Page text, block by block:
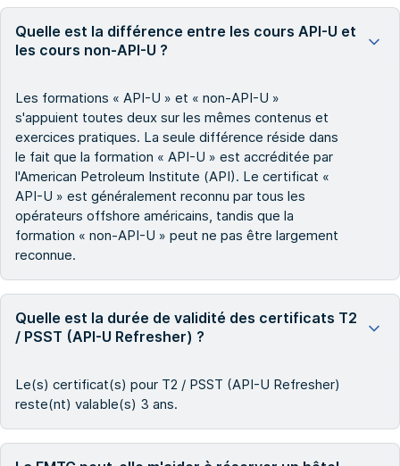
Quelle est la différence entre les cours API-U et
les cours non-API-U ?
Les formations « API-U » et « non-API-U »
s'appuient toutes deux sur les mêmes contenus et
exercices pratiques. La seule différence réside dans
le fait que la formation « API-U » est accréditée par
l'American Petroleum Institute (API). Le certificat «
API-U » est généralement reconnu par tous les
opérateurs offshore américains, tandis que la
formation « non-API-U » peut ne pas être largement
reconnue.
Quelle est la durée de validité des certificats T2
/ PSST (API-U Refresher) ?
Le(s) certificat(s) pour T2 / PSST (API-U Refresher)
reste(nt) valable(s) 3 ans.